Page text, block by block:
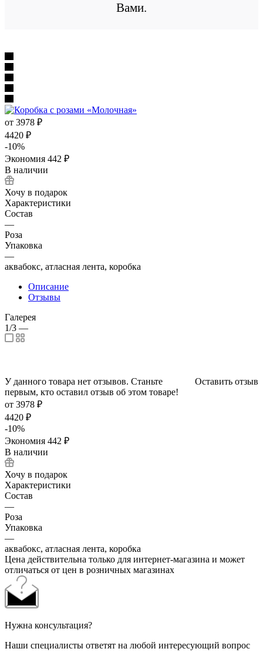
Вами.
от 3978 ₽
4420 ₽
-10%
Экономия 442 ₽
В наличии
Хочу в подарок
Характеристики
Состав
—
Роза
Упаковка
—
аквабокс, атласная лента, коробка
Описание
Отзывы
Галерея
1/3 —
Оставить отзыв
У данного товара нет отзывов. Станьте
первым, кто оставил отзыв об этом товаре!
от 3978 ₽
4420 ₽
-10%
Экономия 442 ₽
В наличии
Хочу в подарок
Характеристики
Состав
—
Роза
Упаковка
—
аквабокс, атласная лента, коробка
Цена действительна только для интернет-магазина и может
отличаться от цен в розничных магазинах
Нужна консультация?
Наши специалисты ответят на любой интересующий вопрос